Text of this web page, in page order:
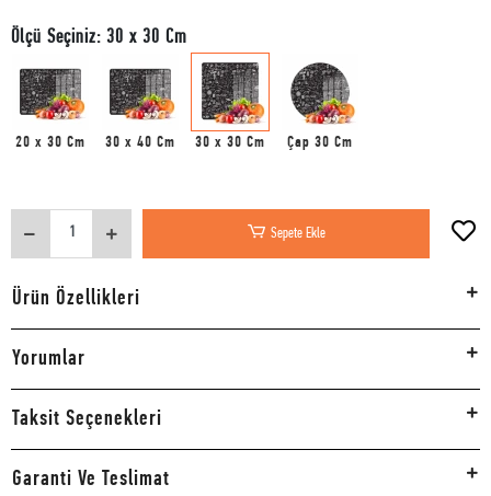
Ölçü Seçiniz: 30 x 30 Cm
20 x 30 Cm 30 x 40 Cm 30 x 30 Cm Çap 30 Cm
Sepete Ekle
Ürün Özellikleri
Yorumlar
Taksit Seçenekleri
Garanti Ve Teslimat